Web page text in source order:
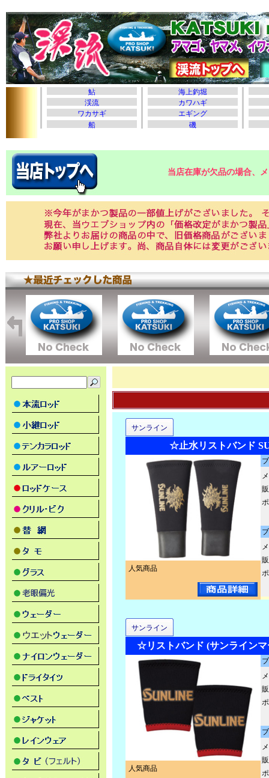
当店在庫が欠品の場合、
サンライン
☆止水リストバンド
人気商品
サンライン
☆リストバンド (サンラインマ
人気商品